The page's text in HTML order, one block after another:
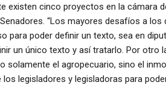
existen cinco proyectos en la cámara
“Los mayores desafíos a
para poder definir un texto, sea en
un único texto y así tratarlo. Por otro
solamente el agropecuario, sino el
los legisladores y legisladoras para